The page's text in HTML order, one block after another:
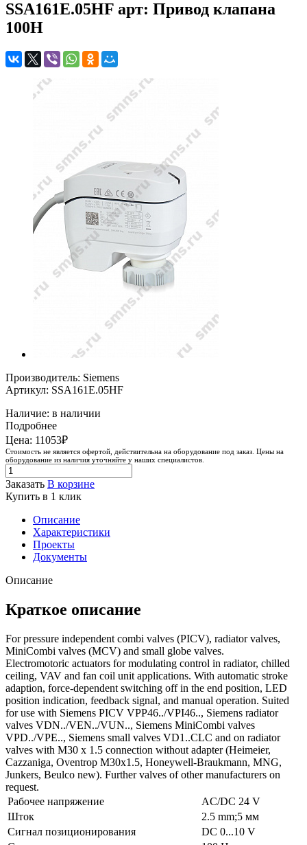
SSA161E.05HF арт: Привод клапана
100Н
Производитель: Siemens
Артикул: SSA161E.05HF
Наличие: в наличии
Подробнее
Цена: 11053₽
Стоимость не является офертой, действительна на оборудование под заказ. Цены на
оборудование из наличия уточняйте у наших специалистов.
Заказать В корзине
Купить в 1 клик
Описание
Характеристики
Проекты
Документы
Описание
Краткое описание
For pressure independent combi valves (PICV), radiator valves,
MiniCombi valves (MCV) and small globe valves.
Electromotoric actuators for modulating control in radiator, chilled
ceiling, VAV and fan coil unit applications. With automatic stroke
adaption, force-dependent switching off in the end position, LED
position indication, feedback signal, and manual operation. Suited
for use with Siemens PICV VPP46../VPI46.., Siemens radiator
valves VDN../VEN../VUN.., Siemens MiniCombi valves
VPD../VPE.., Siemens small valves VD1..CLC and on radiator
valves with M30 x 1.5 connection without adapter (Heimeier,
Cazzaniga, Oventrop M30x1.5, Honeywell-Braukmann, MNG,
Junkers, Beulco new). Further valves of other manufacturers on
request.
Рабочее напряжение
AC/DC 24 V
Шток
2.5 mm;5 мм
Сигнал позиционирования
DC 0...10 V